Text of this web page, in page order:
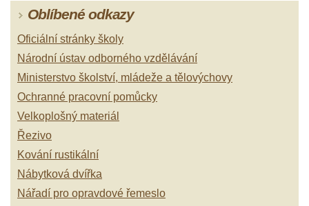
Oblíbené odkazy
Oficiální stránky školy
Národní ústav odborného vzdělávání
Ministerstvo školství, mládeže a tělovýchovy
Ochranné pracovní pomůcky
Velkoplošný materiál
Řezivo
Kování rustikální
Nábytková dvířka
Nářadí pro opravdové řemeslo